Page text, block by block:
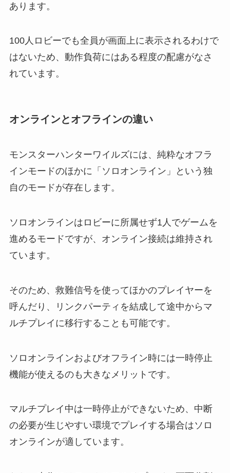
あります。
100人ロビーでも全員が画面上に表示されるわけで
はないため、動作負荷にはある程度の配慮がなさ
れています。
オンラインとオフラインの違い
モンスターハンターワイルズには、純粋なオフラ
インモードのほかに「ソロオンライン」という独
自のモードが存在します。
ソロオンラインはロビーに所属せず1人でゲームを
進めるモードですが、オンライン接続は維持され
ています。
そのため、救難信号を使ってほかのプレイヤーを
呼んだり、リンクパーティを結成して途中からマ
ルチプレイに移行することも可能です。
ソロオンラインおよびオフライン時には一時停止
機能が使えるのも大きなメリットです。
マルチプレイ中は一時停止ができないため、中断
の必要が生じやすい環境でプレイする場合はソロ
オンラインが適しています。